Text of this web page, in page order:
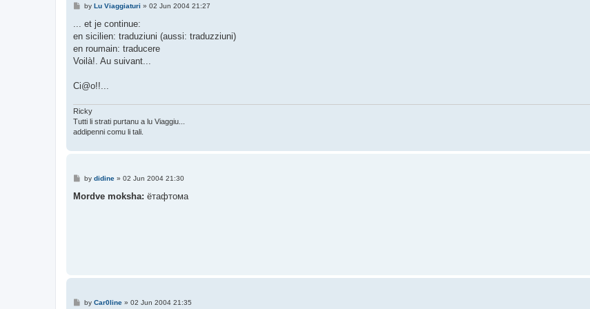
Pby Lu Viaggiaturi » 02 Jun 2004 21:27
... et je continue:
en sicilien: traduziuni (aussi: traduzziuni)
en roumain: traducere
Voilà!. Au suivant...
Ci@o!!...
Ricky
Tutti li strati purtanu a lu Viaggiu...
addipenni comu li tali.
P
s
by didine» 02 Jun 2004 21:30
Mordve moksha: ётафтома
Pby Car0line» 02 Jun 2004 21:35